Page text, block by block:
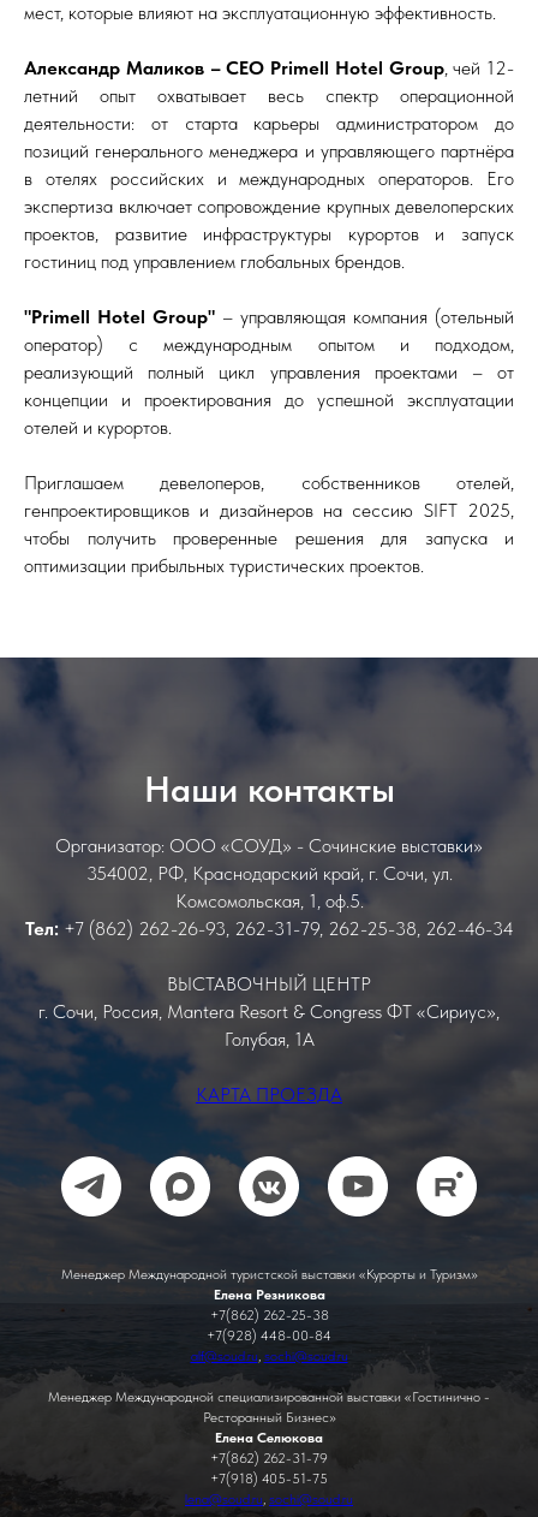
мест, которые влияют на эксплуатационную эффективность.
Александр Маликов – CEO Primell Hotel Group, чей 12-
летний опыт охватывает весь спектр операционной
деятельности: от старта карьеры администратором до
позиций генерального менеджера и управляющего партнёра
в отелях российских и международных операторов. Его
экспертиза включает сопровождение крупных девелоперских
проектов, развитие инфраструктуры курортов и запуск
гостиниц под управлением глобальных брендов.
"Primell Hotel Group" – управляющая компания (отельный
оператор) с международным опытом и подходом,
реализующий полный цикл управления проектами – от
концепции и проектирования до успешной эксплуатации
отелей и курортов.
Приглашаем девелоперов, собственников отелей,
генпроектировщиков и дизайнеров на сессию SIFT 2025,
чтобы получить проверенные решения для запуска и
оптимизации прибыльных туристических проектов.
Наши контакты
Организатор: ООО «СОУД» - Сочинские выставки»
354002, РФ, Краснодарский край, г. Сочи, ул.
Комсомольская, 1, оф.5.
Тел:+7 (862) 262-26-93, 262-31-79, 262-25-38, 262-46-34
ВЫСТАВОЧНЫЙ ЦЕНТР
г. Сочи, Россия, Mantera Resort & Congress ФТ «Сириус»,
Голубая, 1А
КАРТА ПРОЕЗДА
Менеджер Международной туристской выставки «Курорты и Туризм»
Елена Резникова
+7(862) 262-25-38
+7(928) 448-00-84
alf@soud.ru, sochi@soud.ru
Менеджер Международной специализированной выставки «Гостинично -
Ресторанный Бизнес»
Елена Селюкова
+7(862) 262-31-79
+7(918) 405-51-75
lena@soud.ru, sochi@soud.ru